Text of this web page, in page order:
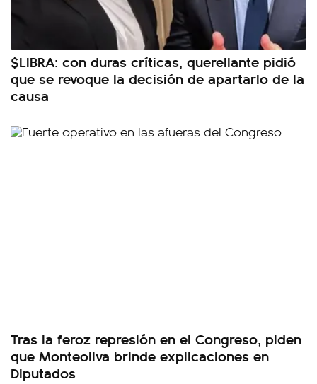
$LIBRA: con duras críticas, querellante pidió
que se revoque la decisión de apartarlo de la
causa
Tras la feroz represión en el Congreso, piden
que Monteoliva brinde explicaciones en
Diputados